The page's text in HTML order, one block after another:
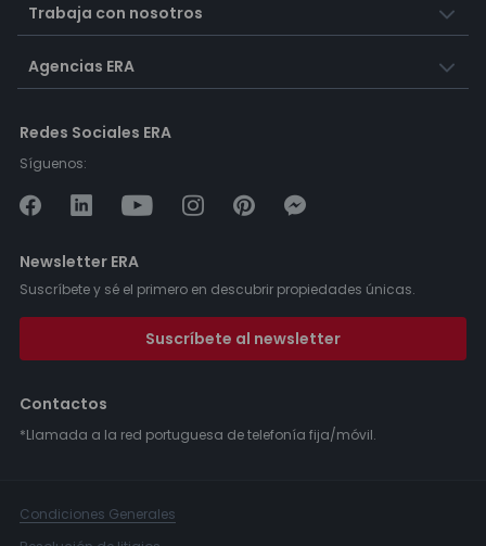
Trabaja con nosotros
Agencias ERA
Redes Sociales ERA
Síguenos:
Newsletter ERA
Suscríbete y sé el primero en descubrir propiedades únicas.
Suscríbete al newsletter
Contactos
*Llamada a la red portuguesa de telefonía fija/móvil.
Condiciones Generales